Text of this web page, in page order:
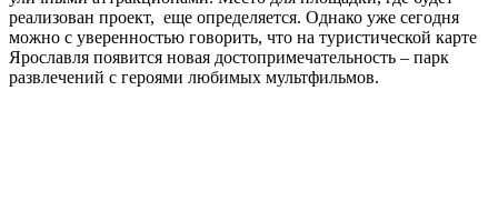
реализован проект, еще определяется. Однако уже сегодня
можно с уверенностью говорить, что на туристической карте
Ярославля появится новая достопримечательность – парк
развлечений с героями любимых мультфильмов.